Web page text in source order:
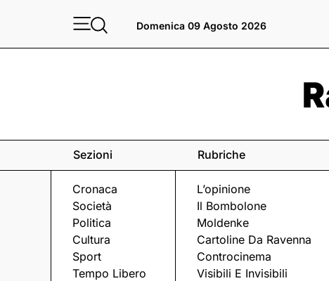
Domenica 09 Agosto 2026
Sezioni
Cronaca
Società
Politica
Cultura
Sport
Tempo Libero
Rubriche
L’opinione
Il Bombolone
Moldenke
Cartoline Da Ravenna
Controcinema
Visibili E Invisibili
Eventi a Ravenna e dintorni